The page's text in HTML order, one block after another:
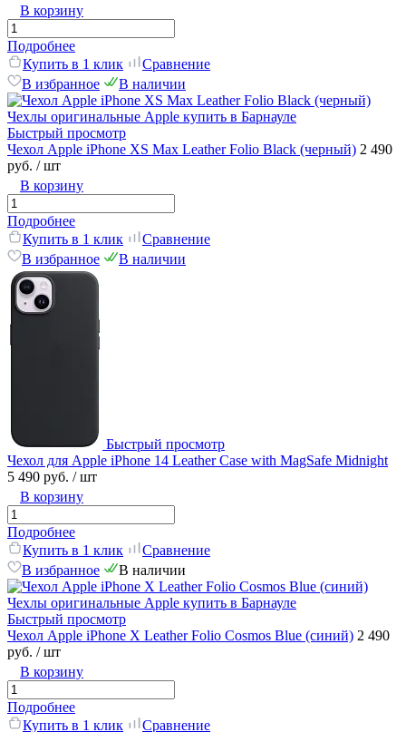
В корзину
Подробнее
Купить в 1 клик
Сравнение
В избранное
В наличии
Быстрый просмотр
Чехол Apple iPhone XS Max Leather Folio Black (черный) 2 490
руб. / шт
В корзину
Подробнее
Купить в 1 клик
Сравнение
В избранное
В наличии
Быстрый просмотр
Чехол для Apple iPhone 14 Leather Case with MagSafe Midnight
5 490 руб. / шт
В корзину
Подробнее
Купить в 1 клик
Сравнение
В избранное
В наличии
Быстрый просмотр
Чехол Apple iPhone X Leather Folio Cosmos Blue (синий) 2 490
руб. / шт
В корзину
Подробнее
Купить в 1 клик
Сравнение